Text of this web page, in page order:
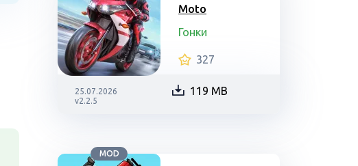
Moto
Гонки
327
25.07.2026
v2.2.5
119 MB
MOD